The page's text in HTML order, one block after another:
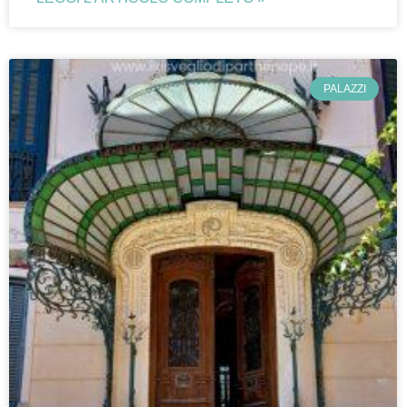
PALAZZI